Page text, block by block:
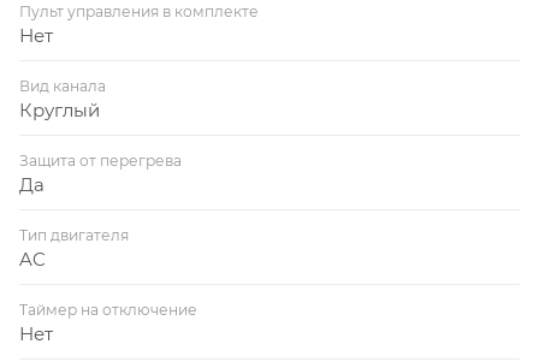
Пульт управления в комплекте
Нет
Вид канала
Круглый
Защита от перегрева
Да
Тип двигателя
AC
Таймер на отключение
Нет